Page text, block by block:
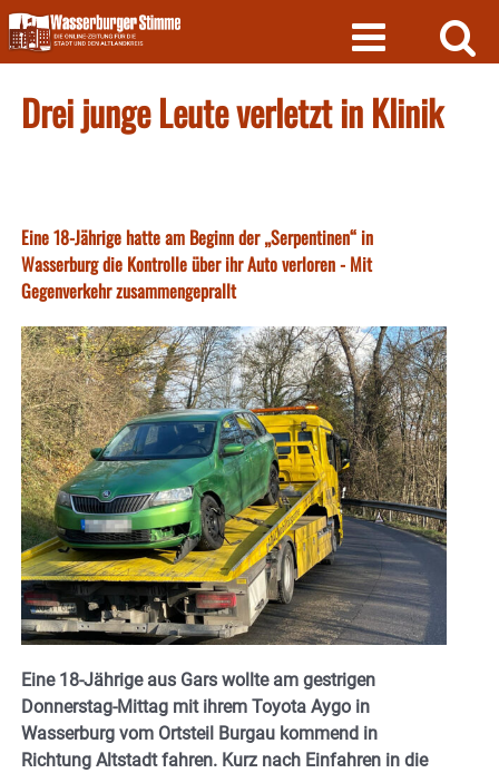
Skip
to
content
Drei junge Leute verletzt in Klinik
Eine 18-Jährige hatte am Beginn der „Serpentinen“ in
Wasserburg die Kontrolle über ihr Auto verloren - Mit
Gegenverkehr zusammengeprallt
Eine 18-Jährige aus Gars wollte am gestrigen
Donnerstag-Mittag mit ihrem Toyota Aygo in
Wasserburg vom Ortsteil Burgau kommend in
Richtung Altstadt fahren. Kurz nach Einfahren in die